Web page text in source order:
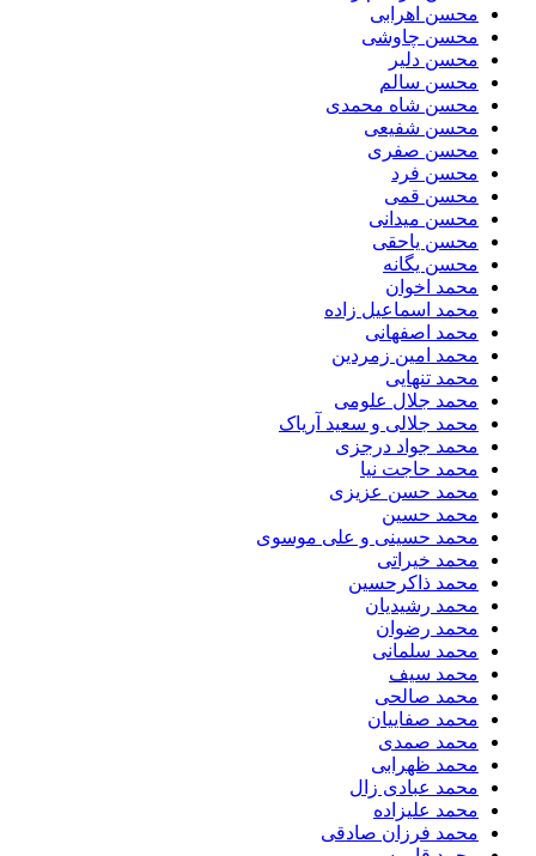
محسن اهرابی
محسن چاوشی
محسن دلیر
محسن سالم
محسن شاه محمدی
محسن شفیعی
محسن صفری
محسن فرد
محسن قمی
محسن میدانی
محسن یاحقی
محسن یگانه
محمد اخوان
محمد اسماعیل زاده
محمد اصفهانی
محمد امین زمردین
محمد تنهایی
محمد جلال علومی
محمد جلالی و سعید آریاک
محمد جواد درجزی
محمد حاجت نیا
محمد حسن عزیزی
محمد حسین
محمد حسینی و علی موسوی
محمد خیراتی
محمد ذاکرحسین
محمد رشیدیان
محمد رضوان
محمد سلمانی
محمد سیف
محمد صالحی
محمد صفاییان
محمد صمدی
محمد ظهرابی
محمد عبادی زال
محمد علیزاده
محمد فرزان صادقی